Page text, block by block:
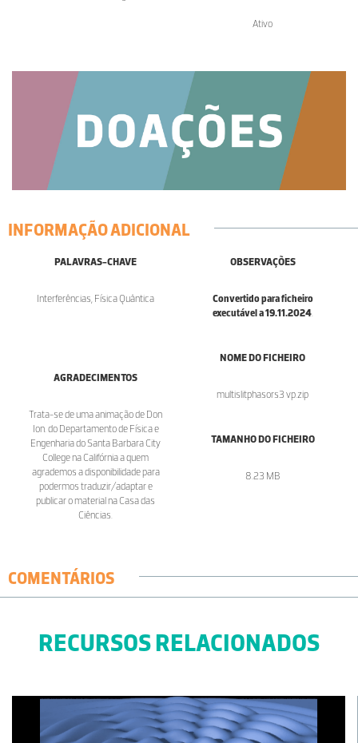
Ativo
INFORMAÇÃO ADICIONAL
PALAVRAS-CHAVE
Interferências, Física Quântica
OBSERVAÇÕES
Convertido para ficheiro
executável a 19.11.2024.
AGRADECIMENTOS
Trata-se de uma animação de Don
Ion. do Departamento de Física e
Engenharia do Santa Barbara City
College na Califórnia a quem
agrademos a disponibilidade para
podermos traduzir/adaptar e
publicar o material na Casa das
Ciências.
NOME DO FICHEIRO
multislitphasors3 vp.zip
TAMANHO DO FICHEIRO
8.23 MB
COMENTÁRIOS
RECURSOS RELACIONADOS